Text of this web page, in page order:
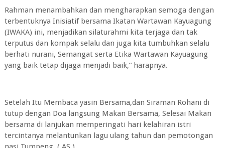
Rahman menambahkan dan mengharapkan semoga dengan
terbentuknya Inisiatif bersama Ikatan Wartawan Kayuagung
(IWAKA) ini, menjadikan silaturahmi kita terjaga dan tak
terputus dan kompak selalu dan juga kita tumbuhkan selalu
berhati nurani, Semangat serta Etika Wartawan Kayuagung
yang baik tetap dijaga menjadi baik,” harapnya.
Setelah Itu Membaca yasin Bersama,dan Siraman Rohani di
tutup dengan Doa langsung Makan Bersama, Selesai Makan
bersama di lanjukan memperingati hari kelahiran istri
tercintanya melantunkan lagu ulang tahun dan pemotongan